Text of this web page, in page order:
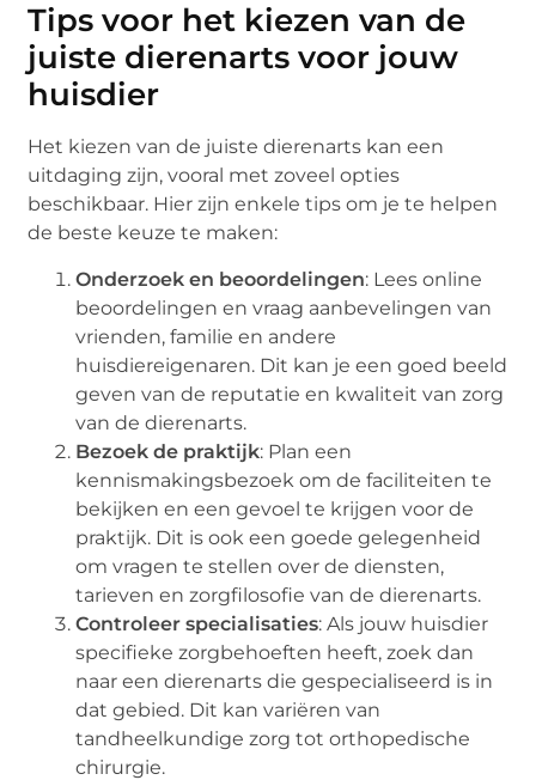
Tips voor het kiezen van de
juiste dierenarts voor jouw
huisdier
Het kiezen van de juiste dierenarts kan een
uitdaging zijn, vooral met zoveel opties
beschikbaar. Hier zijn enkele tips om je te helpen
de beste keuze te maken:
Onderzoek en beoordelingen: Lees online
beoordelingen en vraag aanbevelingen van
vrienden, familie en andere
huisdiereigenaren. Dit kan je een goed beeld
geven van de reputatie en kwaliteit van zorg
van de dierenarts.
Bezoek de praktijk: Plan een
kennismakingsbezoek om de faciliteiten te
bekijken en een gevoel te krijgen voor de
praktijk. Dit is ook een goede gelegenheid
om vragen te stellen over de diensten,
tarieven en zorgfilosofie van de dierenarts.
Controleer specialisaties: Als jouw huisdier
specifieke zorgbehoeften heeft, zoek dan
naar een dierenarts die gespecialiseerd is in
dat gebied. Dit kan variëren van
tandheelkundige zorg tot orthopedische
chirurgie.